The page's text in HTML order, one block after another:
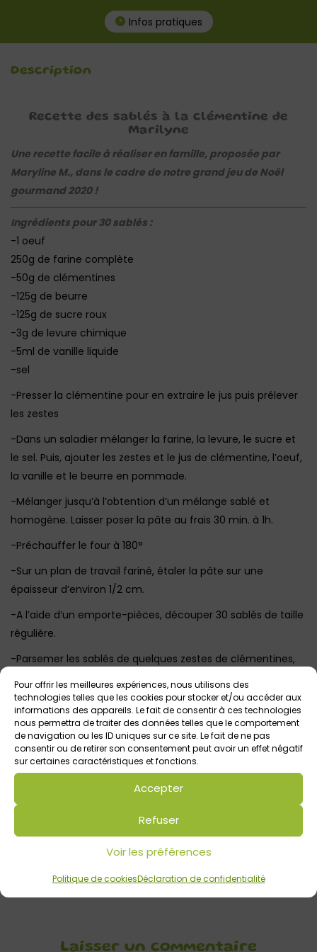
Pour offrir les meilleures expériences, nous utilisons des
technologies telles que les cookies pour stocker et/ou accéder aux
informations des appareils. Le fait de consentir à ces technologies
nous permettra de traiter des données telles que le comportement
de navigation ou les ID uniques sur ce site. Le fait de ne pas
consentir ou de retirer son consentement peut avoir un effet négatif
sur certaines caractéristiques et fonctions.
Accepter
Refuser
Voir les préférences
Politique de cookiesDéclaration de confidentialité
Infos pratiques
Description
Recette des sablés à la clémentine de
Marilyne
Une recette facile à réaliser en famille, proposée par
Maryline M., dans le cadre de notre grand jeu de Noël
gourmand 2020 !
Ingrédients pour 30 sablés :
-1 oeuf
250g de farine complète
-50g de clémentines
-125g de beurre
-125g de sucre roux
-3g de levure chimique
-5ml de vanille liquide
-sel
-Presser la clémentine pour en extraire le jus puis prélever
les zestes
-Dans un saladier mélanger la farine, la levure, le sucre et
le sel. Puis, ajouter les zestes et le jus de clémentine, l’oeuf,
la vanille et le beurre en pommade.
-Mélanger jusqu’à l’obtention d’un mélange sablé et
homogène. Laisser poser la pâte au frais 30 min. à 1h.
-Préchauffer le four à 180°
-Sur un plan de travail fariné, étaler la pâte sur une
épaisseur d’environ 1/2 cm.
-A l’aide d’un emporte-pièces, découper 30 sablés de taille
régulière.
-Parsemer les sablés de quelques zestes de clémentines,
puis enfourner pour 10-12 min.
En fin de cuisson ils doivent être dorés mais pas trop.
Recette et photo ©Maryline M., novembre 2020
Votre avis sur
Recette des Sablés à la clémentine
de Marilyne / Cuisiner avec les
Laisser un commentaire